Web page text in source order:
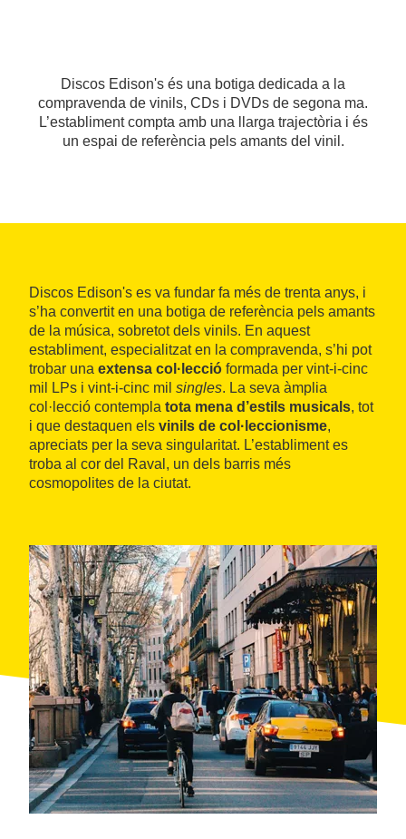
Discos Edison's és una botiga dedicada a la
compravenda de vinils, CDs i DVDs de segona ma.
L’establiment compta amb una llarga trajectòria i és
un espai de referència pels amants del vinil.
Discos Edison's es va fundar fa més de trenta anys, i
s’ha convertit en una botiga de referència pels amants
de la música, sobretot dels vinils. En aquest
establiment, especialitzat en la compravenda, s’hi pot
trobar una extensa col·lecció formada per vint-i-cinc
mil LPs i vint-i-cinc mil singles. La seva àmplia
col·lecció contempla tota mena d’estils musicals, tot
i que destaquen els vinils de col·leccionisme,
apreciats per la seva singularitat. L’establiment es
troba al cor del Raval, un dels barris més
cosmopolites de la ciutat.